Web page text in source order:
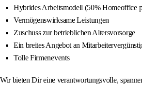
Hybrides Arbeitsmodell (50% Homeoffice
Vermögenswirksame Leistungen
Zuschuss zur betrieblichen Altersvorsorge
Ein breites Angebot an
Tolle Firmenevents
Wir bieten Dir eine verantwortungsvolle,